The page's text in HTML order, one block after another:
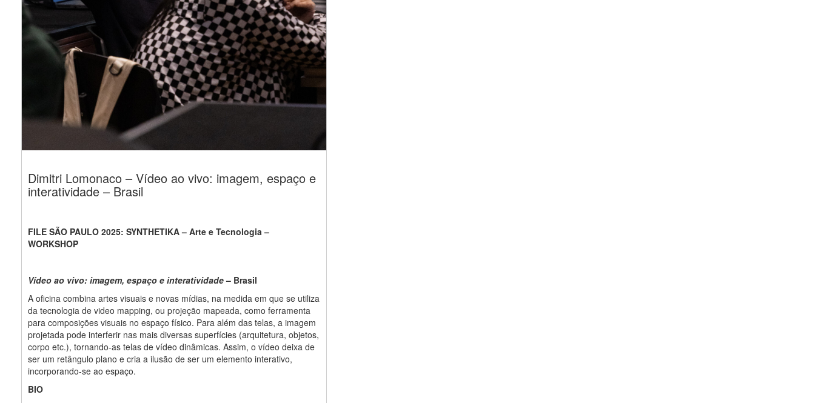
Dimitri Lomonaco – Vídeo ao vivo: imagem, espaço e
interatividade – Brasil
FILE SÃO PAULO 2025: SYNTHETIKA – Arte e Tecnologia –
WORKSHOP
Vídeo ao vivo: imagem, espaço e interatividade– Brasil
A oficina combina artes visuais e novas mídias, na medida em que se utiliza
da tecnologia de video mapping, ou projeção mapeada, como ferramenta
para composições visuais no espaço físico. Para além das telas, a imagem
projetada pode interferir nas mais diversas superfícies (arquitetura, objetos,
corpo etc.), tornando-as telas de vídeo dinâmicas. Assim, o vídeo deixa de
ser um retângulo plano e cria a ilusão de ser um elemento interativo,
incorporando-se ao espaço.
BIO